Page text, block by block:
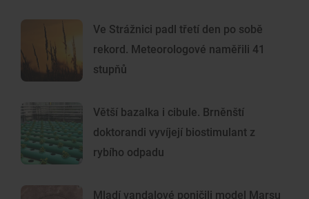
Ve Strážnici padl třetí den po sobě
rekord. Meteorologové naměřili 41
stupňů
Větší bazalka i cibule. Brněnští
doktorandi vyvíjejí biostimulant z
rybího odpadu
Mladí vandalové poničili model Marsu